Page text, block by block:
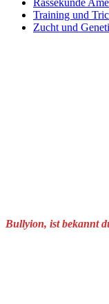
Rassekunde
Training und
Zucht und
Bullyion, ist bekannt